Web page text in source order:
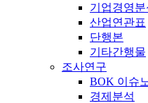
기업경영분
산업연관표
단행본
기타간행물
조사연구
BOK 이슈
경제분석